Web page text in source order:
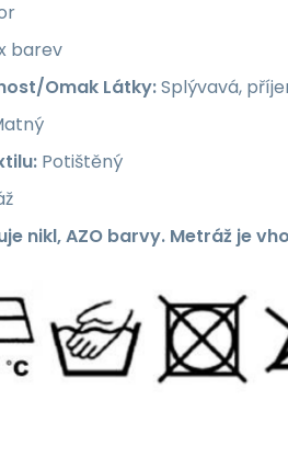
barev
Omak Látky:Splývavá,
Potištěný
nikl, AZO barvy. Metráž je